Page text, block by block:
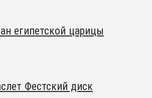
египетской царицы
Фестский диск